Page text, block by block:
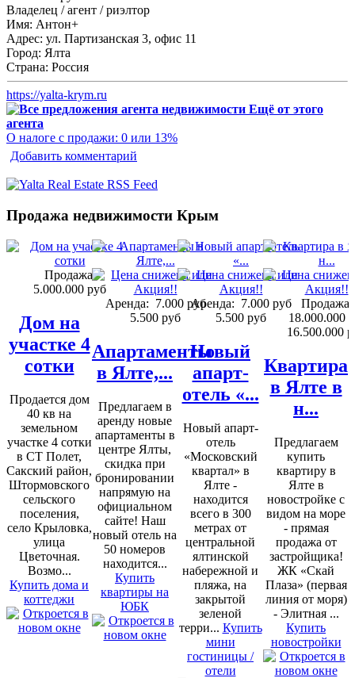
Владелец / агент / риэлтор
Имя: Антон+
Адрес: ул. Партизанская 3, офис 11
Город: Ялта
Страна: Россия
https://yalta-krym.ru
Ещё от этого
агента
О налоге с продажи: 0 или 13%
Добавить комментарий
Продажа недвижимости Крым
Продажа:
5.000.000 руб
Дом на
участке 4
сотки
Продается дом
40 кв на
земельном
участке 4 сотки
в СТ Полет,
Сакский район,
Штормовского
сельского
поселения,
село Крыловка,
улица
Цветочная.
Возмо...
Купить дома и
коттеджи
Аренда: 7.000 руб
5.500 руб
Апартаменты
в Ялте,...
Предлагаем в
аренду новые
апартаменты в
центре Ялты,
скидка при
бронировании
напрямую на
официальном
сайте! Наш
новый отель на
50 номеров
находится...
Купить
квартиры на
ЮБК
Аренда: 7.000 руб
5.500 руб
Новый
апарт-
отель «...
Новый апарт-
отель
«Московский
квартал» в
Ялте -
находится
всего в 300
метрах от
центральной
ялтинской
набережной и
пляжа, на
закрытой
зеленой
терри... Купить
мини
гостиницы /
отели
Продажа:
18.000.000
16.500.000
Квартира
в Ялте в
н...
Предлагаем
купить
квартиру в
Ялте в
новостройке с
видом на море
- прямая
продажа от
застройщика!
ЖК «Скай
Плаза» (первая
линия от моря)
- Элитная ...
Купить
новостройки